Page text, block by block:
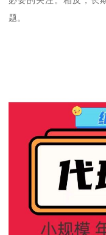
题。